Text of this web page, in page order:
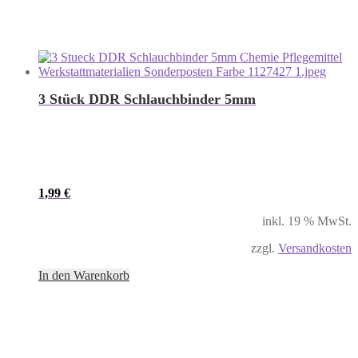
3 Stück DDR Schlauchbinder 5mm
1,99 €
inkl. 19 % MwSt.
zzgl. Versandkosten
In den Warenkorb